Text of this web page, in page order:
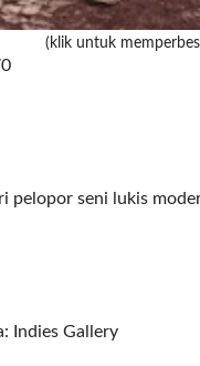
(klik untuk
pelopor seni lukis
Indies Gallery